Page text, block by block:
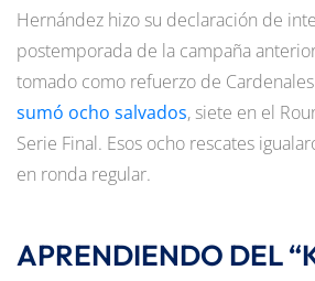
Hernández hizo su declaración de
postemporada de la campaña
tomado como refuerzo de
sumó ocho salvados, siete en el
Serie Final. Esos ocho rescates
en ronda regular.
APRENDIENDO DEL